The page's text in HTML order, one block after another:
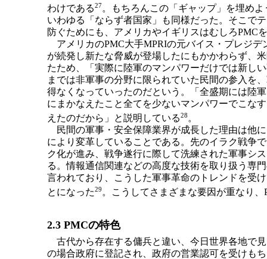
わけである27 。もちろんこの「ギャップ」を埋め
いわゆる「ならず者国家」も同様だった。そこで
防ぐためにも、アメリカやイギリスはむしろPMC
アメリカのPMC大手MPRIの元バイス・プレジデ
が続発し新たな脅威が登場したにもかかわらず、
たため、「実際に陸軍のマンパワーだけでは新し
までは非軍事の分野に限られていた民間の参入を
得なくなっていったのだという。「全盛期には陸
にまかなえたこと全てを少ないマンパワーでこな
えたのだから」と説明している28 。
民間の軍事・安全保障業界が成長した理由は他
により変革していることである。先のイラク戦争
ク化が進み、戦争遂行に際して洗練された軍事シ
る。情報通信関連などの高度な技術を取り扱う専
言われており、こうした軍事革命のトレンドを受
とになった29。こうしてさまざまな要因が重なり
2.3 PMCの特色
古代から存在する傭兵と違い、今日世界各地で
の場合政府に登記され、政府の営業認可を受けも